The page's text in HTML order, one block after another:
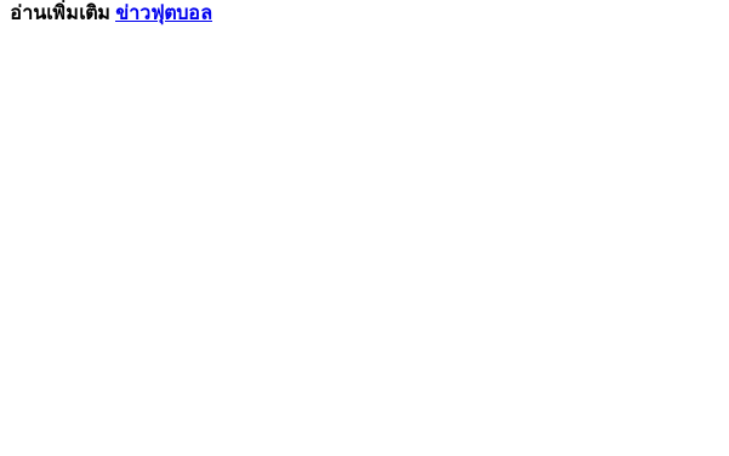
อ่านเพิ่มเติม ข่าวฟุตบอล